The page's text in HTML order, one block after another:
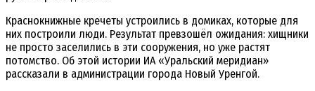
Краснокнижные кречеты устроились в домиках, которые для
них построили люди. Результат превзошёл ожидания: хищники
не просто заселились в эти сооружения, но уже растят
потомство. Об этой истории ИА «Уральский меридиан»
рассказали в администрации города Новый Уренгой.